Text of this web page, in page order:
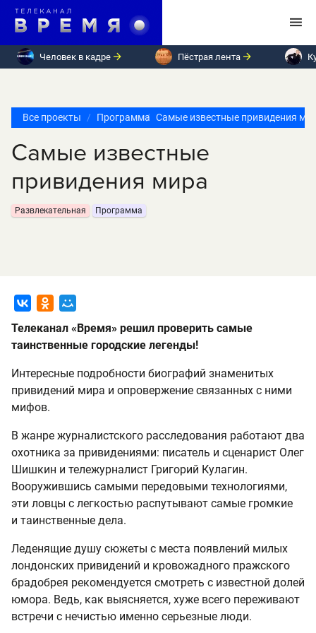
Человек в кадре Пёстрая лента
Все проекты Программа Самые известные привидения
Самые известные
привидения мира
Развлекательная Программа
Телеканал «Время» решил проверить самые
таинственные городские легенды!
Интересные подробности биографий знаменитых
привидений мира и опровержение связанных с ними
мифов.
В жанре журналистского расследования работают два
охотника за привидениями: писатель и сценарист Олег
Шишкин и тележурналист Григорий Кулагин.
Вооружившись самыми передовыми технологиями,
эти ловцы с легкостью распутывают самые громкие
и таинственные дела.
Леденящие душу сюжеты с места появлений милых
лондонских привидений и кровожадного пражского
брадобрея рекомендуется смотреть с известной долей
юмора. Ведь, как выясняется, хуже всего переживают
встречи с нечистью именно серьезные люди.